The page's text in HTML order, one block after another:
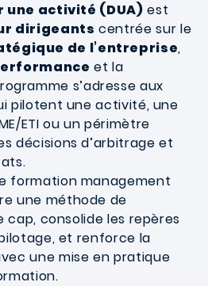
une activité (DUA) est
dirigeants centrée sur le
de l’entreprise,
et la
s’adresse aux
pilotent une activité, une
ETI ou un périmètre
décisions d’arbitrage et
formation management
une méthode de
cap, consolide les repères
et renforce la
une mise en pratique